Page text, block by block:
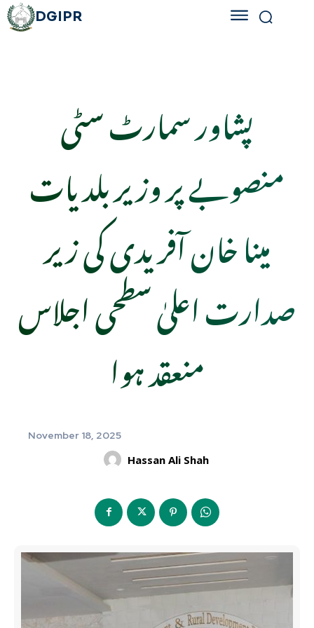
DGIPR
پشاور سمارٹ سٹی
منصوبے پر وزیر بلدیات
مینا خان آفریدی کی زیر
صدارت اعلیٰ سطحی اجلاس
منعقد ہوا
November 18, 2025
Hassan Ali Shah